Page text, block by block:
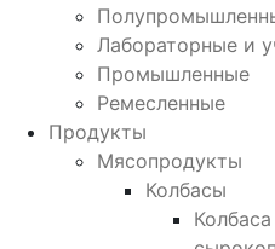
Лабораторные и
Промышленные
Ремесленные
Продукты
Мясопродукты
Колбасы